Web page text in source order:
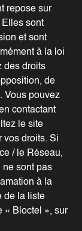
repose sur
Elles sont
et sont
à la loi
des droits
de
Vous pouvez
contactant
le site
vos droits. Si
/ le Réseau,
ne sont pas
à la
de la liste
« Bloctel », sur